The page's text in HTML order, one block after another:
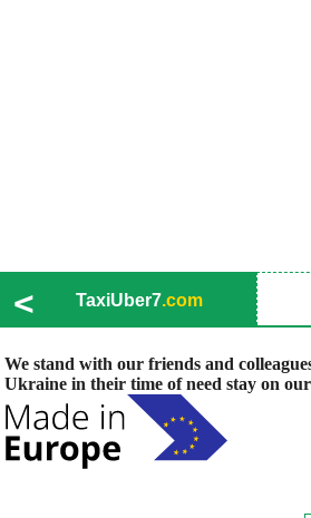
< TaxiUber7.com
We stand with our friends and
Ukraine in their time of need stay on